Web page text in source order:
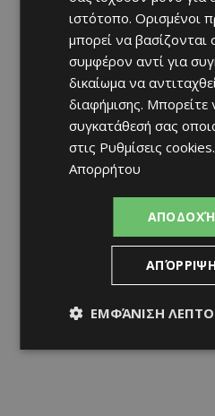
ιστότοπο. Ορισμένοι
μπορεί να βασίζονται
συμφέρον αντί για
δικαίωμα να
διαφήμισης. Μπορείτε
συγκατάθεσή σας
στις Ρυθμίσεις cookies.
Απορρήτου
ΕΜΦΆΝΙΣΗ